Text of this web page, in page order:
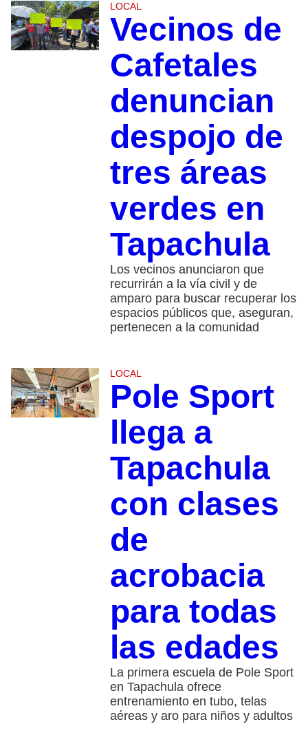
LOCAL
Vecinos de
Cafetales
denuncian
despojo de
tres áreas
verdes en
Tapachula
Los vecinos anunciaron que
recurrirán a la vía civil y de
amparo para buscar recuperar los
espacios públicos que, aseguran,
pertenecen a la comunidad
LOCAL
Pole Sport
llega a
Tapachula
con clases
de
acrobacia
para todas
las edades
La primera escuela de Pole Sport
en Tapachula ofrece
entrenamiento en tubo, telas
aéreas y aro para niños y adultos